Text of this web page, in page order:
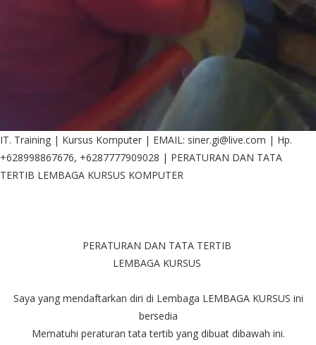
IT. Training | Kursus Komputer | EMAIL: siner.gi@live.com | Hp.
+628998867676, +6287777909028 | PERATURAN DAN TATA
TERTIB LEMBAGA KURSUS KOMPUTER
PERATURAN DAN TATA TERTIB
LEMBAGA KURSUS
Saya yang mendaftarkan diri di Lembaga LEMBAGA KURSUS ini
bersedia
Mematuhi peraturan tata tertib yang dibuat dibawah ini.